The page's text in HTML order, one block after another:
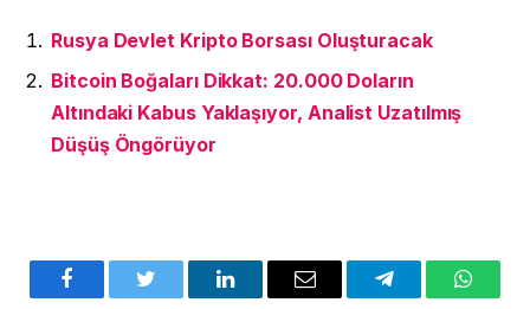
Rusya Devlet Kripto Borsası Oluşturacak
Bitcoin Boğaları Dikkat: 20.000 Doların
Altındaki Kabus Yaklaşıyor, Analist Uzatılmış
Düşüş Öngörüyor
FacebookTwitter LinkedInE-
Telegram